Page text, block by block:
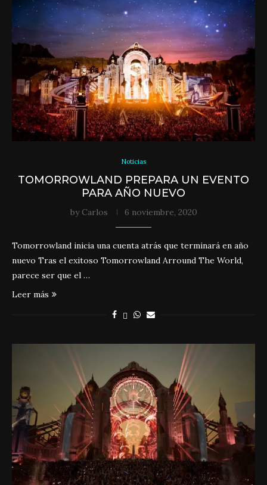
Noticias
TOMORROWLAND PREPARA UN EVENTO
PARA AÑO NUEVO
by Carlos 6 noviembre, 2020
Tomorrowland inicia una cuenta atrás que terminará en año
nuevo Tras el exitoso Tomorrowland Arround The World,
parece ser que el …
Leer más